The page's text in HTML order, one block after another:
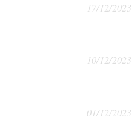
17/12/2023
10/12/2023
01/12/2023